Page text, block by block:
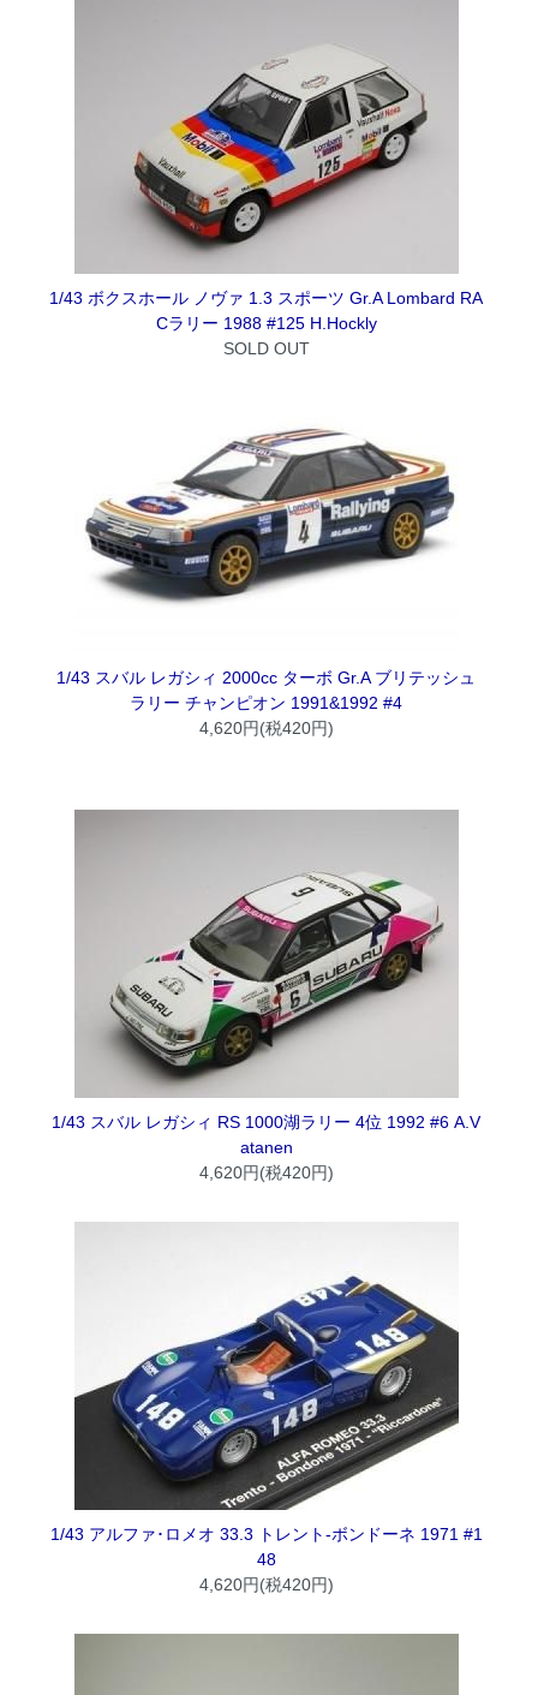
1/43 ボクスホール ノヴァ 1.3 スポーツ Gr.A Lombard RA
Cラリー 1988 #125 H.Hockly
SOLD OUT
1/43 スバル レガシィ 2000cc ターボ Gr.A ブリテッシュ
ラリー チャンピオン 1991&1992 #4
4,620円(税420円)
1/43 スバル レガシィ RS 1000湖ラリー 4位 1992 #6 A.V
atanen
4,620円(税420円)
1/43 アルファ･ロメオ 33.3 トレント-ボンドーネ 1971 #1
48
4,620円(税420円)